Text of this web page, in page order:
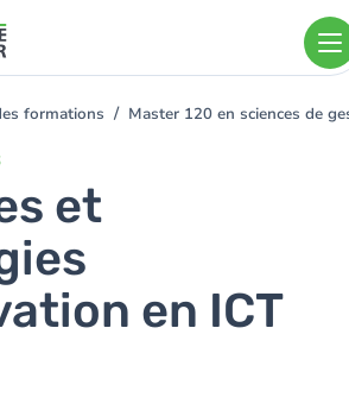
formations Master 120 en sciences de
et
en ICT